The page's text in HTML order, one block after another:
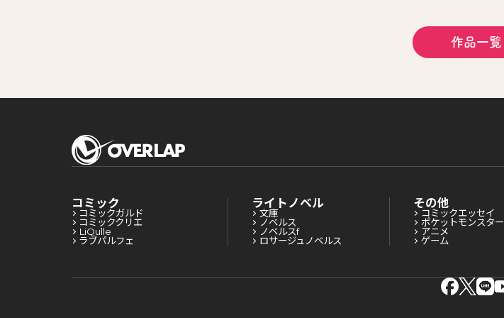
作品一覧
コミック
コミックガルド
コミッククリエ
LiQulle
ラブパルフェ
ライトノベル
文庫
ノベルス
ノベルスf
ロサージュノベルス
その他
コミックエッセイ
ポケットモンスター
アニメ
ゲーム